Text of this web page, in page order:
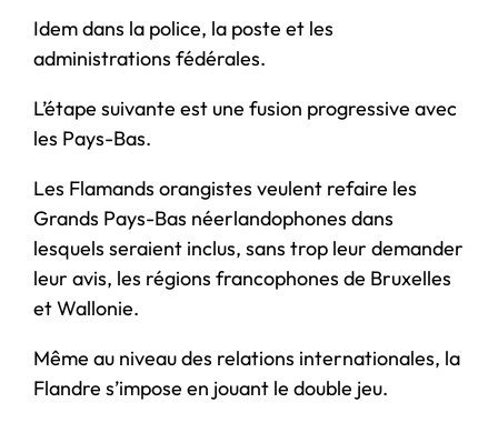
Idem dans la police, la poste et les
administrations fédérales.
L’étape suivante est une fusion progressive avec
les Pays-Bas.
Les Flamands orangistes veulent refaire les
Grands Pays-Bas néerlandophones dans
lesquels seraient inclus, sans trop leur demander
leur avis, les régions francophones de Bruxelles
et Wallonie.
Même au niveau des relations internationales, la
Flandre s’impose en jouant le double jeu.